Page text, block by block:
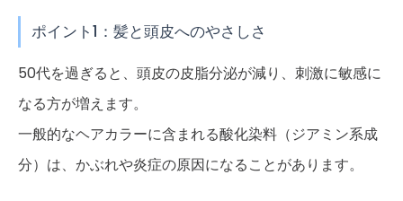
ポイント1：髪と頭皮へのやさしさ
50代を過ぎると、頭皮の皮脂分泌が減り、刺激に敏感に
なる方が増えます。
一般的なヘアカラーに含まれる酸化染料（ジアミン系成
分）は、かぶれや炎症の原因になることがあります。